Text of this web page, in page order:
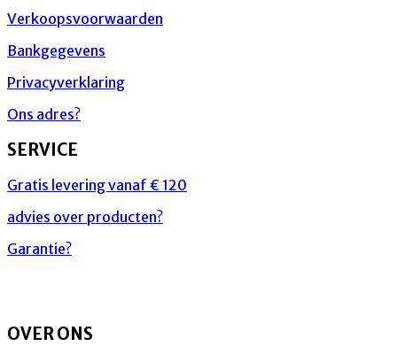
Verkoopsvoorwaarden
Bankgegevens
Privacyverklaring
Ons adres?
SERVICE
Gratis levering vanaf € 120
advies over producten?
Garantie?
OVER ONS